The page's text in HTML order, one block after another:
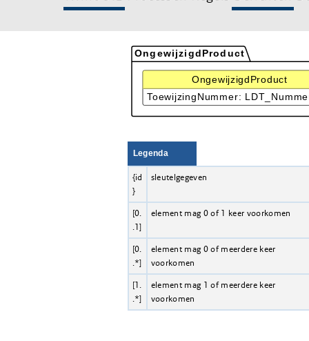
Legenda
{id
}
sleutelgegeven
[0.
.1]
element mag 0 of 1 keer voorkomen
[0.
.*]
element mag 0 of meerdere keer
voorkomen
[1.
.*]
element mag 1 of meerdere keer
voorkomen